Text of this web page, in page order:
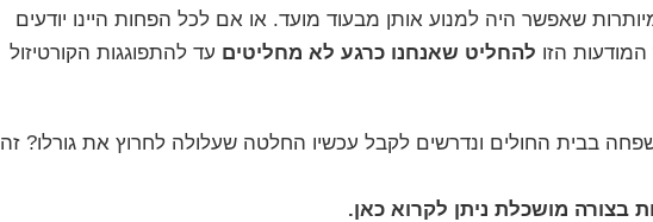
שאפשר היה למנוע אותן מבעוד מועד. או אם לכל הפחות היינו יודעים
הזו להחליט שאנחנו כרגע לא מחליטים עד להתפוגגות הקורטיזול
בבית החולים ונדרשים לקבל עכשיו החלטה שעלולה לחרוץ את גורלו? זה
בצורה מושכלת ניתן לקרוא כאן.